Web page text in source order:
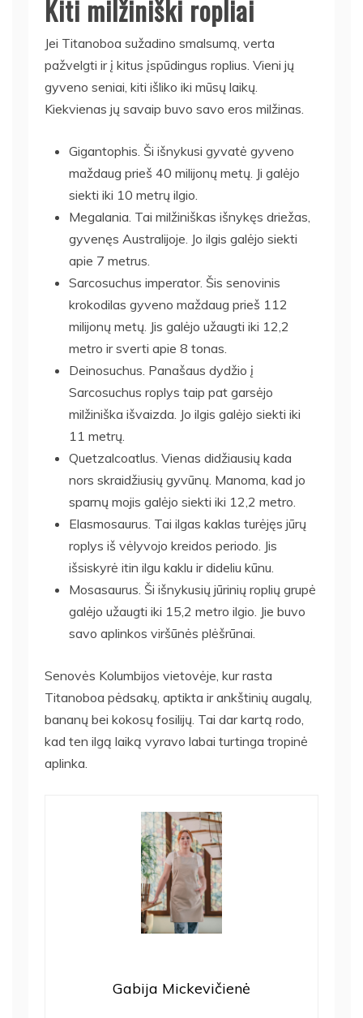
Kiti milžiniški ropliai
Jei Titanoboa sužadino smalsumą, verta
pažvelgti ir į kitus įspūdingus roplius. Vieni jų
gyveno seniai, kiti išliko iki mūsų laikų.
Kiekvienas jų savaip buvo savo eros milžinas.
Gigantophis. Ši išnykusi gyvatė gyveno
maždaug prieš 40 milijonų metų. Ji galėjo
siekti iki 10 metrų ilgio.
Megalania. Tai milžiniškas išnykęs driežas,
gyvenęs Australijoje. Jo ilgis galėjo siekti
apie 7 metrus.
Sarcosuchus imperator. Šis senovinis
krokodilas gyveno maždaug prieš 112
milijonų metų. Jis galėjo užaugti iki 12,2
metro ir sverti apie 8 tonas.
Deinosuchus. Panašaus dydžio į
Sarcosuchus roplys taip pat garsėjo
milžiniška išvaizda. Jo ilgis galėjo siekti iki
11 metrų.
Quetzalcoatlus. Vienas didžiausių kada
nors skraidžiusių gyvūnų. Manoma, kad jo
sparnų mojis galėjo siekti iki 12,2 metro.
Elasmosaurus. Tai ilgas kaklas turėjęs jūrų
roplys iš vėlyvojo kreidos periodo. Jis
išsiskyrė itin ilgu kaklu ir dideliu kūnu.
Mosasaurus. Ši išnykusių jūrinių roplių grupė
galėjo užaugti iki 15,2 metro ilgio. Jie buvo
savo aplinkos viršūnės plėšrūnai.
Senovės Kolumbijos vietovėje, kur rasta
Titanoboa pėdsakų, aptikta ir ankštinių augalų,
bananų bei kokosų fosilijų. Tai dar kartą rodo,
kad ten ilgą laiką vyravo labai turtinga tropinė
aplinka.
Gabija Mickevičienė